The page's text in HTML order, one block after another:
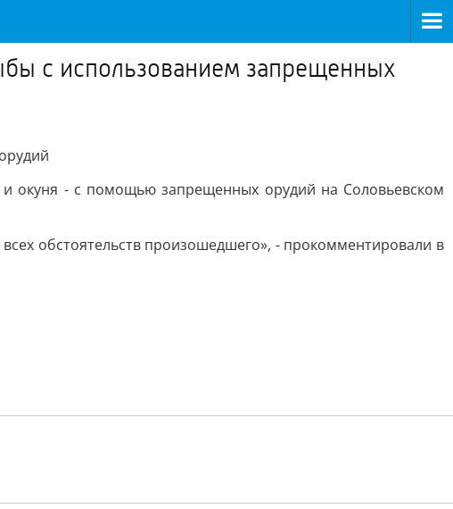
с использованием запрещенных
окуня - с помощью запрещенных орудий на Соловьевском
обстоятельств произошедшего», - прокомментировали в